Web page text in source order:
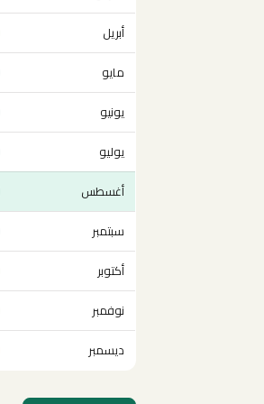
أبريل
مايو
يونيو
يوليو
أغسطس
سبتمبر
أكتوبر
نوفمبر
ديسمبر